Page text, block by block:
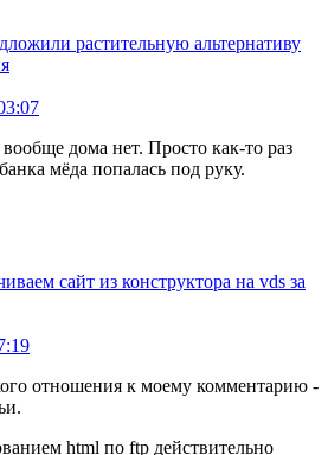
растительную альтернативу
дома нет. Просто как-то раз
мёда попалась под руку.
сайт из конструктора на vds за
отношения к моему комментарию -
html по ftp действительно